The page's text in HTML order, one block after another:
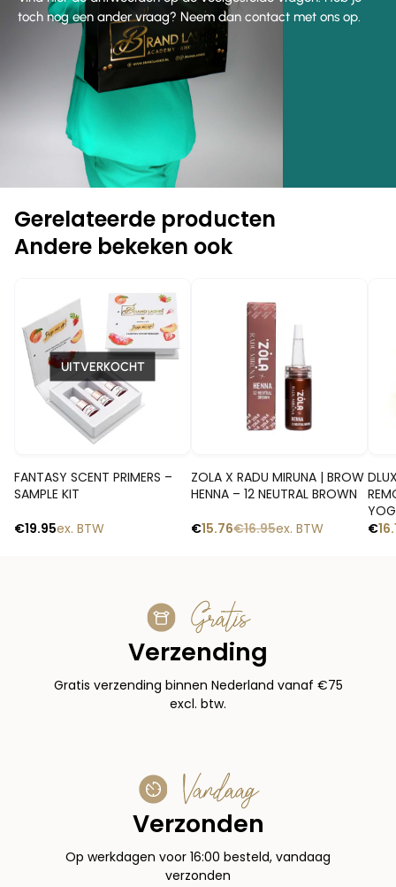
toch nog een ander vraag? Neem dan contact met ons op.
Gerelateerde producten
Andere bekeken ook
UITVERKOCHT
FANTASY SCENT PRIMERS –
SAMPLE KIT
€19.95ex. BTW
ZOLA X RADU MIRUNA | BROW
HENNA – 12 NEUTRAL BROWN
€16.95
€15.76 ex. BTW
€
Gratis
Verzending
Gratis verzending binnen Nederland vanaf €75
excl. btw.
Vandaag
Verzonden
Op werkdagen voor 16:00 besteld, vandaag
verzonden